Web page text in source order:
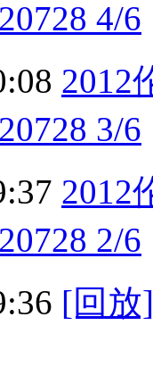
4/6
2012
3/6
2012
2/6
[回放